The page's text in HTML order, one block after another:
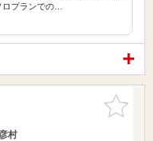
プランでの…
お気に入
りに追加
村